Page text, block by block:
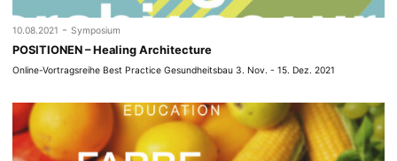
10.08.2021 - Symposium
POSITIONEN – Healing Architecture
Online-Vortragsreihe Best Practice Gesundheitsbau 3. Nov. - 15. Dez. 2021